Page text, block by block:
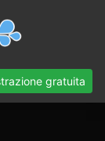
gratuita